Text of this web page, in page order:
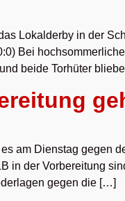
Lokalderby in der
Bei
beide Torhüter
es am Dienstag gegen
in der Vorbereitung
gegen die […]